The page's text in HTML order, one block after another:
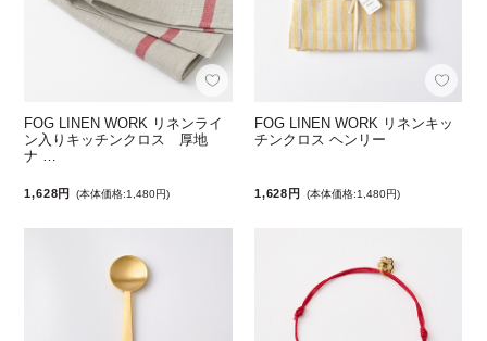
FOG LINEN WORK リネンライ
ン入りキッチンクロス 厚地
ナ …
1,628円 (本体価格:1,480円)
FOG LINEN WORK リネンキッ
チンクロス ヘンリー
1,628円 (本体価格:1,480円)